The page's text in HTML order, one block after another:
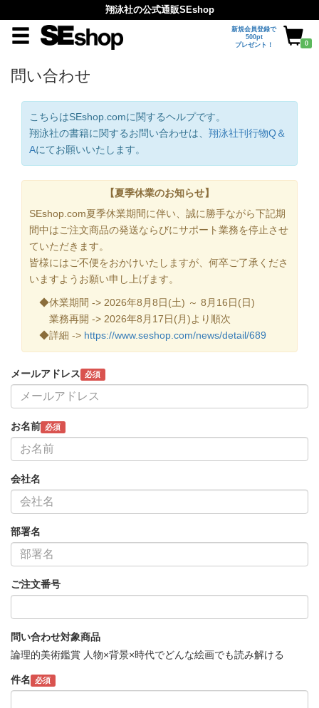
翔泳社の公式通販SEshop
新規会員登録で
500pt
プレゼント！
0
問い合わせ
こちらはSEshop.comに関するヘルプです。
翔泳社の書籍に関するお問い合わせは、 翔泳社刊行物Q＆
Aにてお願いいたします。
【夏季休業のお知らせ】
SEshop.com夏季休業期間に伴い、誠に勝手ながら下記期
間中はご注文商品の発送ならびにサポート業務を停止させ
ていただきます。
皆様にはご不便をおかけいたしますが、何卒ご了承くださ
いますようお願い申し上げます。
◆休業期間 -> 2026年8月8日(土) ～ 8月16日(日)
業務再開 -> 2026年8月17日(月)より順次
◆詳細 -> https://www.seshop.com/news/detail/689
メールアドレス 必須
お名前 必須
会社名
部署名
ご注文番号
問い合わせ対象商品
論理的美術鑑賞 人物×背景×時代でどんな絵画でも読み解ける
件名 必須